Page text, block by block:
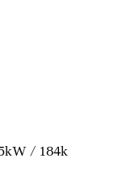
/ 184k